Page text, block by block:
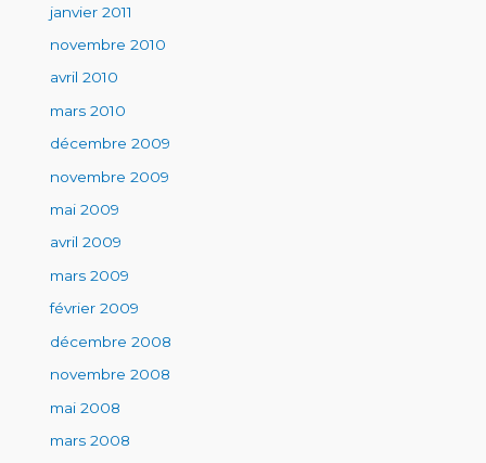
janvier 2011
novembre 2010
avril 2010
mars 2010
décembre 2009
novembre 2009
mai 2009
avril 2009
mars 2009
février 2009
décembre 2008
novembre 2008
mai 2008
mars 2008